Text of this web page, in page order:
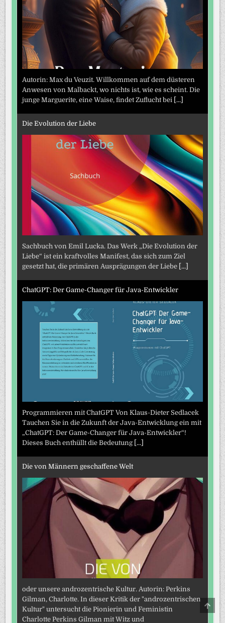
Autorin: Max du Veuzit. Willkommen auf dem düsteren
Anwesen von Malbackt, wo nichts ist, wie es scheint. Die
junge Marguerite, eine Waise, findet Zuflucht bei [...]
Die Evolution der Liebe
Sachbuch von Emil Lucka. Das Werk „Die Evolution der
Liebe“ ist ein kraftvolles Manifest, das sich zum Ziel
gesetzt hat, die primären Ausprägungen der Liebe [...]
ChatGPT: Der Game-Changer für Java-Entwickler
Programmieren mit ChatGPT Von Klaus-Dieter Sedlacek
Tauchen Sie in die Zukunft der Java-Entwicklung ein mit
„ChatGPT: Der Game-Changer für Java-Entwickler“!
Dieses Buch enthüllt die Bedeutung [...]
Die von Männern geschaffene Welt
oder unsere androzentrische Kultur. Autorin: Perkins
Gilman, Charlotte. In dieser Kritik der "androzentrischen
Kultur" untersucht die Pionierin und Feministin
Charlotte Perkins Gilman mit Witz und
TO
TOP